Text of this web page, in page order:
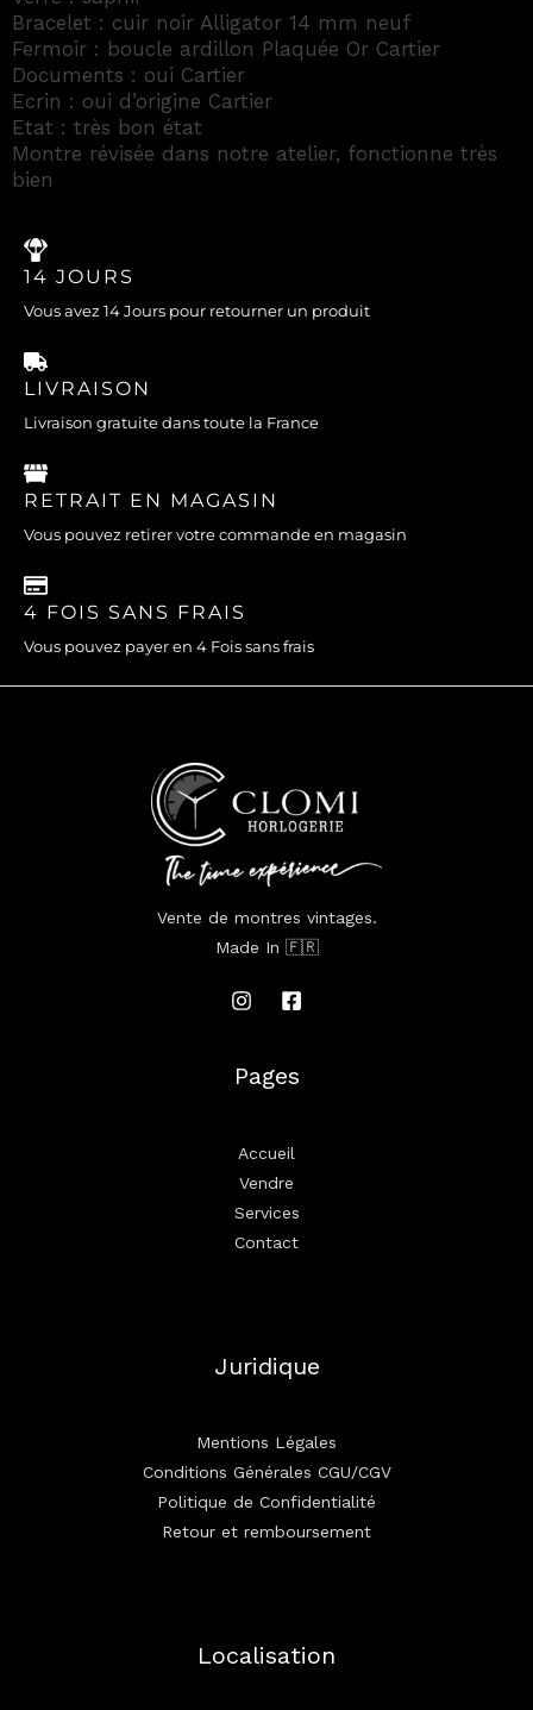
Bracelet : cuir noir Alligator 14 mm neuf
Fermoir : boucle ardillon Plaquée Or Cartier
Documents : oui Cartier
Ecrin : oui d’origine Cartier
Etat : très bon état
Montre révisée dans notre atelier, fonctionne très
bien
14 JOURS
Vous avez 14 Jours pour retourner un produit
LIVRAISON
Livraison gratuite dans toute la France
RETRAIT EN MAGASIN
Vous pouvez retirer votre commande en magasin
4 FOIS SANS FRAIS
Vous pouvez payer en 4 Fois sans frais
Vente de montres vintages.
Made In 🇫🇷
Pages
Accueil
Vendre
Services
Contact
Juridique
Mentions Légales
Conditions Générales CGU/CGV
Politique de Confidentialité
Retour et remboursement
Localisation